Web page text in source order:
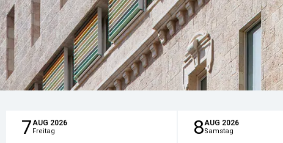
7AUG 2026
Freitag 8AUG 2026
Samstag